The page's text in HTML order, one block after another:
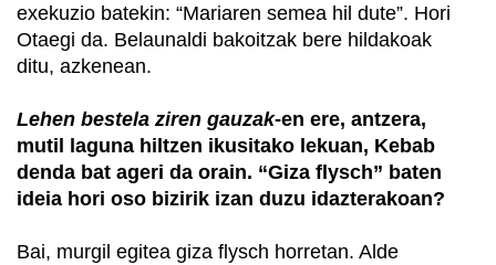
exekuzio batekin: “Mariaren semea hil dute”. Hori
Otaegi da. Belaunaldi bakoitzak bere hildakoak
ditu, azkenean.
Lehen bestela ziren gauzak-en ere, antzera,
mutil laguna hiltzen ikusitako lekuan, Kebab
denda bat ageri da orain. “Giza flysch” baten
ideia hori oso bizirik izan duzu idazterakoan?
Bai, murgil egitea giza flysch horretan. Alde